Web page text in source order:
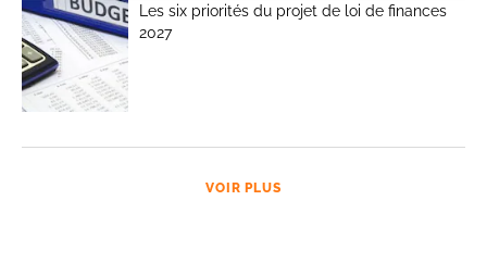
Les six priorités du projet de loi de finances
2027
VOIR PLUS